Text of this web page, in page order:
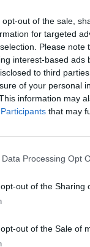
opt-out of the sale,
for targeted
Please
interest-based ads
to third
of your personal
information may
that may
Data Processing Opt
out of the Sharing
out of the Sale of
celkem čtyři
plši jsou velmi
savci a česká
živočichů. Plch
svým
divočiny
lidé považují za
tónů a na
Jedním z míst, kde
v Národní
divočiny.